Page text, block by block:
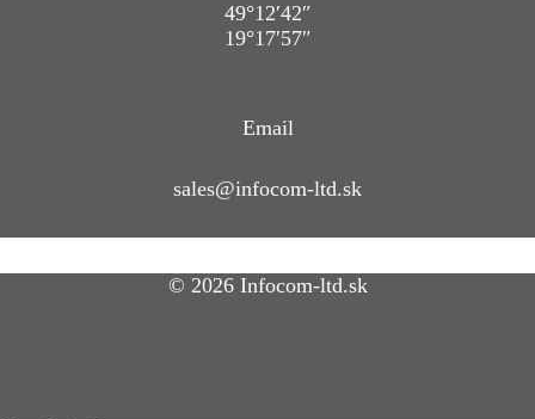
49°12′42″
19°17′57″
Email
sales@infocom-ltd.sk
© 2026 Infocom-ltd.sk